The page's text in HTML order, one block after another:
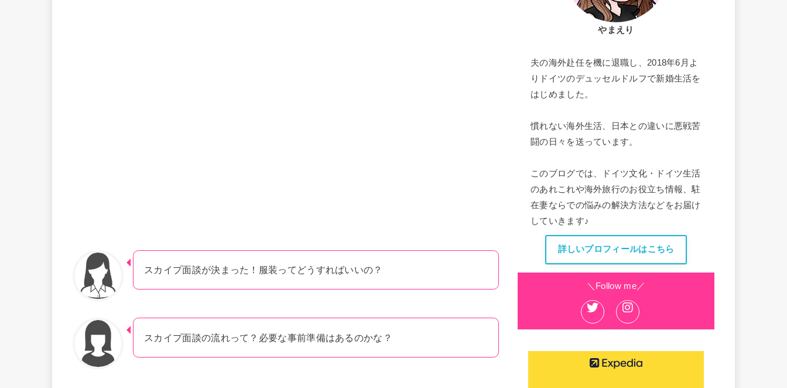
スカイプ面談が決まった！服装ってどうすればいいの？
スカイプ面談の流れって？必要な事前準備はあるのかな？
やまえり
夫の海外赴任を機に退職し、2018年6月よ
りドイツのデュッセルドルフで新婚生活を
はじめました。
慣れない海外生活、日本との違いに悪戦苦
闘の日々を送っています。
このブログでは、ドイツ文化・ドイツ生活
のあれこれや海外旅行のお役立ち情報、駐
在妻ならでの悩みの解決方法などをお届け
していきます♪
詳しいプロフィールはこちら
＼Follow me／